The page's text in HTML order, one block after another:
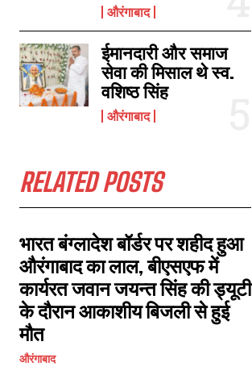
औरंगाबाद
ईमानदारी और समाज
सेवा की मिसाल थे स्व.
वशिष्ठ सिंह
औरंगाबाद
RELATED POSTS
भारत बंग्लादेश बॉर्डर पर शहीद हुआ
औरंगाबाद का लाल, बीएसएफ में
कार्यरत जवान जयन्त सिंह की ड्यूटी
के दौरान आकाशीय बिजली से हुई
मौत
औरंगाबाद